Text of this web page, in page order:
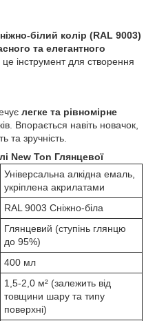
білий колір (RAL 9003)
та елегантного
інструмент для створення
легке та рівномірне
Впорається навіть новачок,
та зручність.
New Ton Глянцевої
Універсальна алкідна емаль,
укріплена акрилатами
RAL 9003 Сніжно-біла
Глянцевий (ступінь глянцю
до 95%)
400 мл
1,5-2,0 м² (залежить від
товщини шару та типу
поверхні)